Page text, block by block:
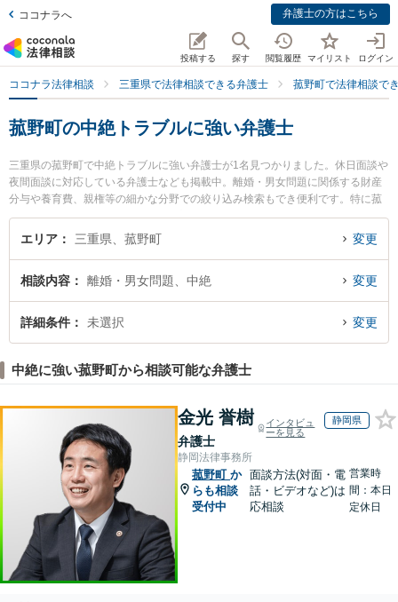
ココナラへ 弁護士の方はこちら
投稿する 探す 閲覧履歴 マイリスト ログイン
ココナラ法律相談 三重県で法律相談できる弁護士 菰野町で法律相談で
菰野町の中絶トラブルに強い弁護士
三重県の菰野町で中絶トラブルに強い弁護士が1名見つかりました。休日面談や
夜間面談に対応している弁護士なども掲載中。離婚・男女問題に関係する財産
分与や養育費、親権等の細かな分野での絞り込み検索もでき便利です。特に菰
野法律事務所の近藤 信弘弁護士のプロフィール情報や弁護士費用、強みなどが
注目されています。『菰野町で土日や夜間に発生した中絶トラブルのトラブル
菰野町内の弁護士に相談予約したい』などでお困りの相談者さんにおすすめで
す。
エリア 三重県、菰野町 変更
相談内容 離婚・男女問題、中絶 変更
詳細条件 未選択 変更
中絶に強い菰野町から相談可能な弁護士
金光 誉樹
弁護士
インタビュ
ーを見る
静岡県
静岡法律事務所
菰野町 か
らも相談
受付中
面談方法(対面・電
話・ビデオなど)は
応相談
営業時
間：本日
定休日